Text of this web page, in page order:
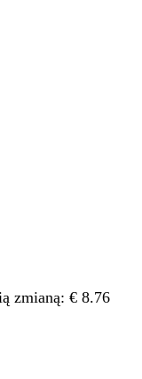
zmianą: € 8.76